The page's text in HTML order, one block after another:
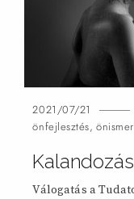
2021/07/21
önfejlesztés,
Válogatás a